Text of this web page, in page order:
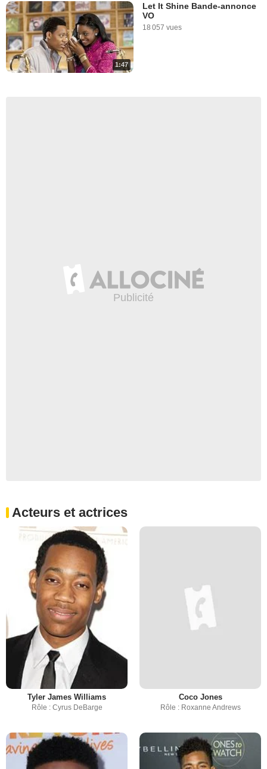
1:47
Let It Shine Bande-annonce
VO
18 057 vues
Acteurs et actrices
Tyler James Williams
Rôle : Cyrus DeBarge
Coco Jones
Rôle : Roxanne Andrews